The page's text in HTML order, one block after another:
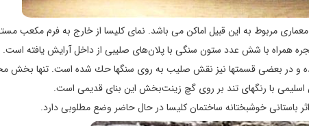
مربوط به اين قبيل اماكن می باشد. نمای كليسا از خارج به فرم مكعب
همراه با شش عدد ستون سنگی با پلان‌های صليبی از داخل آرايش يافته است.
و در بعضی قسمتها نيز نقش صليب به روی سنگها حك شده است. تنها بخش
با رنگهای تند بر روی گچ زينت‌بخش اين بنای قديمی است.
باستانی خوشبختانه ساختمان كليسا در حال حاضر وضع مطلوبی دارد.